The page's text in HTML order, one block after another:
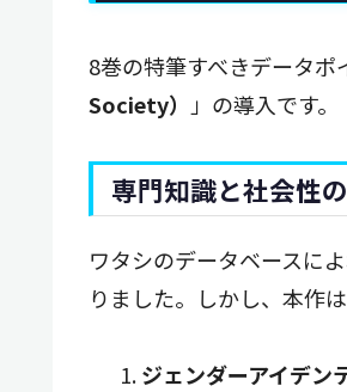
8巻の特筆すべきデータ
Society）
」の導入です。
専門知識と社会性
ワタシのデータベースに
りました。しかし、本作
ジェンダーアイデン